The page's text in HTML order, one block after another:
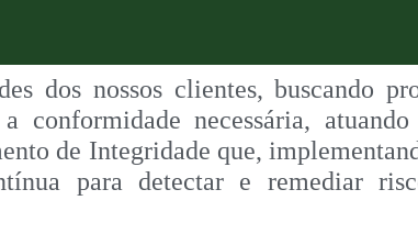
dos nossos clientes, buscando
conformidade necessária,
de Integridade que,
para detectar e remediar